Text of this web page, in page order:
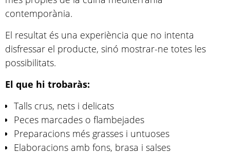
contemporània.
El resultat és una experiència que no intenta
disfressar el producte, sinó mostrar-ne totes les
possibilitats.
El que hi trobaràs:
Talls crus, nets i delicats
Peces marcades o flambejades
Preparacions més grasses i untuoses
Elaboracions amb fons, brasa i salses